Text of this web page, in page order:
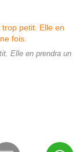
Elle en prendra un